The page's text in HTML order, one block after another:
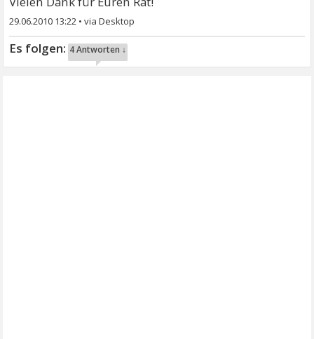
29.06.2010 13:22 •
4 Antworten ↓